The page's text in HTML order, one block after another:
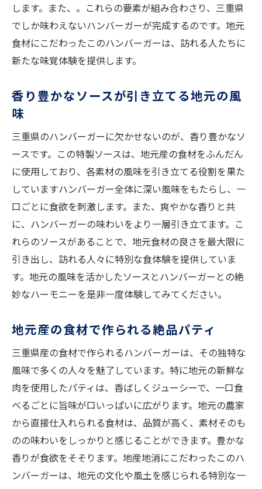
肉の旨味を引き立てる特製香辛料
地元の風味を最大限に引き出す技
味わい深いハンバーガーの秘密
香ばしさを増すための特製グリル技術
三重県の素材を活かした特集メニュー
地元の食文化とハンバーガーの融合
特集：三重県の旬の食材を使ったレシピ
地元の味覚を体験するためのガイド
地域イベントで楽しむハンバーガーの香り
旅行者におすすめの地元風味の体験
地元食材が生み出す三重県の絶品ハンバーガー
地元食材の組み合わせが生む豊かな香り
三重県ならではの食材の個性
地元農家とのコラボレーションレシピ
三重県産の味を凝縮した一品
ハンバーガーに込められた地域愛
三重県のハンバーガーで味わう新鮮食材の豊か
な香り
地元の新鮮食材が生む芳醇な香り
三重県産の新鮮食材が織り成す味わい
素材の香りを最大限に引き出す調理法
風味豊かな地元野菜の魅力
します。また、。これらの要素が組み合わさり、三重県
でしか味わえないハンバーガーが完成するのです。地元
食材にこだわったこのハンバーガーは、訪れる人たちに
新たな味覚体験を提供します。
香り豊かなソースが引き立てる地元の風
味
三重県のハンバーガーに欠かせないのが、香り豊かなソ
ースです。この特製ソースは、地元産の食材をふんだん
に使用しており、各素材の風味を引き立てる役割を果た
していますハンバーガー全体に深い風味をもたらし、一
口ごとに食欲を刺激します。また、爽やかな香りと共
に、ハンバーガーの味わいをより一層引き立てます。こ
れらのソースがあることで、地元食材の良さを最大限に
引き出し、訪れる人々に特別な食体験を提供していま
す。地元の風味を活かしたソースとハンバーガーとの絶
妙なハーモニーを是非一度体験してみてください。
地元産の食材で作られる絶品パティ
三重県産の食材で作られるハンバーガーは、その独特な
風味で多くの人々を魅了しています。特に地元の新鮮な
肉を使用したパティは、香ばしくジューシーで、一口食
べるごとに旨味が口いっぱいに広がります。地元の農家
から直接仕入れられる食材は、品質が高く、素材そのも
のの味わいをしっかりと感じることができます。豊かな
香りが食欲をそそります。地産地消にこだわったこのハ
ンバーガーは、地元の文化や風土を感じられる特別な一